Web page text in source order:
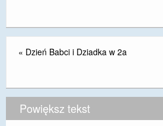
KSZTAŁCENIA OGÓLNEGO NA
mLegitymacja
« Dzień Babci i Dziadka w 2a
Powiększ tekst